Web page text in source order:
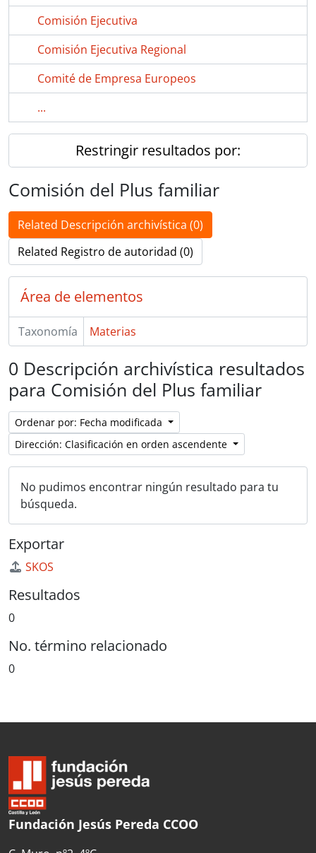
Comisión Ejecutiva
Comisión Ejecutiva Regional
Comité de Empresa Europeos
...
Restringir resultados por:
Comisión del Plus familiar
Related Descripción archivística (0)
Related Registro de autoridad (0)
Área de elementos
Taxonomía Materias
0 Descripción archivística resultados
para Comisión del Plus familiar
Ordenar por: Fecha modificada
Dirección: Clasificación en orden ascendente
No pudimos encontrar ningún resultado para tu
búsqueda.
Exportar
SKOS
Resultados
0
No. término relacionado
0
Fundación Jesús Pereda CCOO